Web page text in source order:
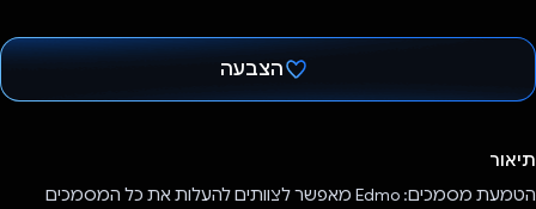
הצבעה
תיאור
הטמעת מסמכים: Edmo מאפשר לצוותים להעלות את כל המסמכים